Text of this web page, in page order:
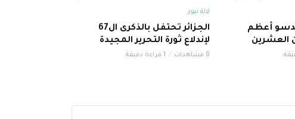
أعظم
العشرين
لالة نيوز
الجزائر تحتفل بالذكرى ال67
لإندلاع ثورة التحرير المجيدة
8 مشاهدات 1 قراءة دقيقة